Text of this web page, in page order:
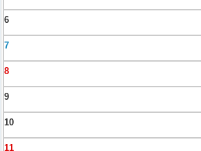
6
7
8
9
10
11